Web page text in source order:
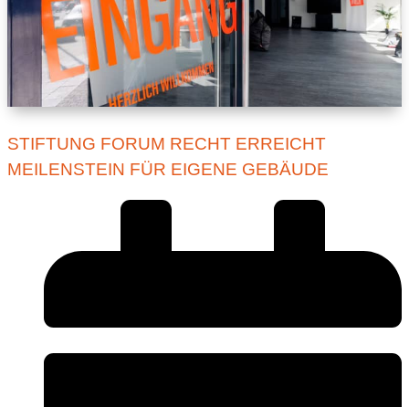
STIFTUNG FORUM RECHT ERREICHT
MEILENSTEIN FÜR EIGENE GEBÄUDE